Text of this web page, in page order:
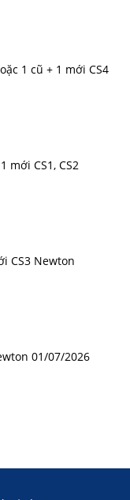
1 cũ + 1 mới CS4
mới CS1, CS2
CS3 Newton
01/07/2026